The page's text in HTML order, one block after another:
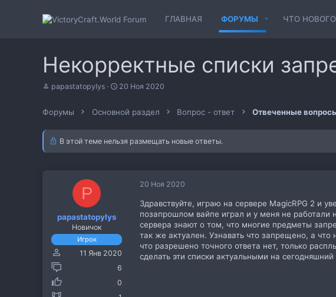
ГЛАВНАЯ ФОРУМЫ ЧТО
Некорректные списки
А
о
т
е
papastatopylys
Д
а
ч
20 Ноя 2020
Форумы Основной раздел Вопрос - ответ Отвеченные
В этой теме нельзя размещать новые ответы.
P
papastatopylys
Новичок
Игрок
11 Янв 2020
6
0
20 Ноя 2020
Здравствуйте, играю на сервере MagicRPG 2 и
позапрошлом вайпе играл и у меня не работали
сервера знают о том, что многие предметы
так же актуален. Узнавать что запрещено, а
что разрешено точного ответа нет, только
сделать эти списки актуальными на сегодняшний